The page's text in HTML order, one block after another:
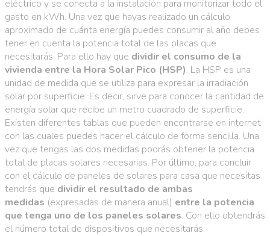
eléctrico y se conecta a la instalación para monitorizar todo el
gasto en kWh. Una vez que hayas realizado un cálculo
aproximado de cuánta energía puedes consumir al año debes
tener en cuenta la potencia total de las placas que
necesitarás. Para ello hay que dividir el consumo de la
vivienda entre la Hora Solar Pico (HSP). La HSP es una
unidad de medida que se utiliza para expresar la irradiación
solar por superficie. Es decir, sirve para conocer la cantidad de
energía solar que recibe un metro cuadrado de superficie.
Existen diferentes tablas que pueden encontrarse en internet
con las cuales puedes hacer el cálculo de forma sencilla. Una
vez que tengas las dos medidas podrás obtener la potencia
total de placas solares necesarias. Por último, para concluir
con el cálculo de paneles de solares para casa que necesitas
tendrás que dividir el resultado de ambas
medidas (expresadas de manera anual) entre la potencia
que tenga uno de los paneles solares. Con ello obtendrás
el número total de dispositivos que necesitarás.